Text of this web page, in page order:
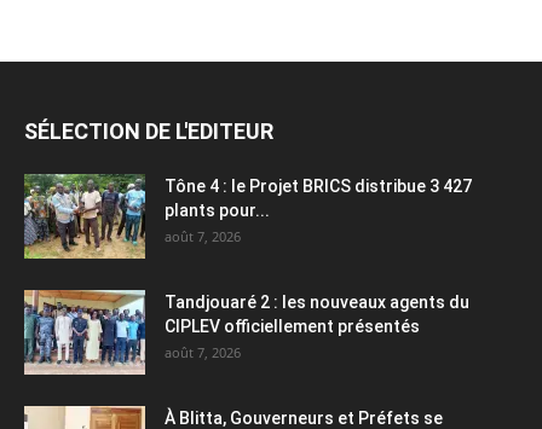
SÉLECTION DE L'EDITEUR
Tône 4 : le Projet BRICS distribue 3 427
plants pour...
août 7, 2026
Tandjouaré 2 : les nouveaux agents du
CIPLEV officiellement présentés
août 7, 2026
À Blitta, Gouverneurs et Préfets se